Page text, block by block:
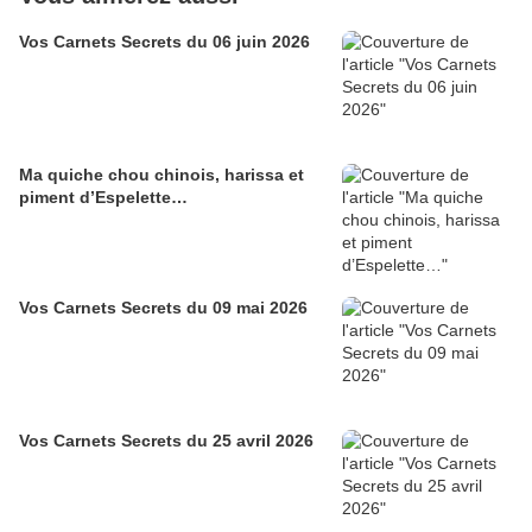
Vos Carnets Secrets du 06 juin 2026
Ma quiche chou chinois, harissa et
piment d’Espelette…
Vos Carnets Secrets du 09 mai 2026
Vos Carnets Secrets du 25 avril 2026